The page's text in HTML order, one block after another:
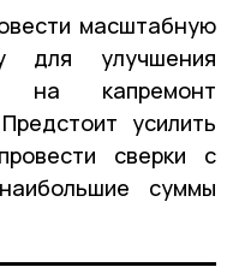
масштабную
для улучшения
на капремонт
усилить
сверки с
суммы